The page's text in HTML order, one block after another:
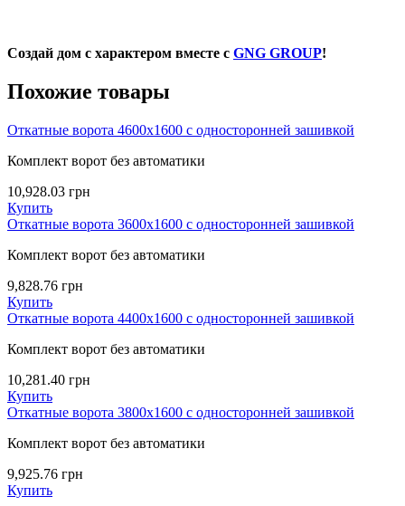
Создай дом с характером вместе с GNG GROUP!
Похожие товары
Откатные ворота 4600х1600 с односторонней зашивкой
Комплект ворот без автоматики
10,928.03 грн
Купить
Откатные ворота 3600х1600 с односторонней зашивкой
Комплект ворот без автоматики
9,828.76 грн
Купить
Откатные ворота 4400х1600 с односторонней зашивкой
Комплект ворот без автоматики
10,281.40 грн
Купить
Откатные ворота 3800х1600 с односторонней зашивкой
Комплект ворот без автоматики
9,925.76 грн
Купить